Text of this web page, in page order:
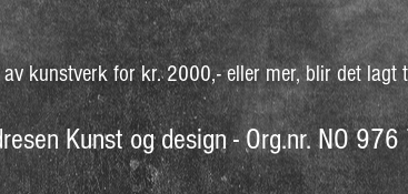
av kunstverk for kr. 2000,- eller mer, blir det
Kunst og design - Org.nr. NO